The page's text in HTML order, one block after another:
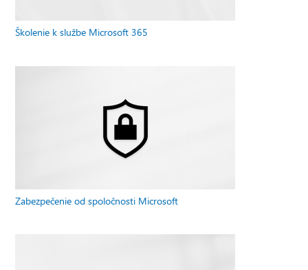
Školenie k službe Microsoft 365
Zabezpečenie od spoločnosti Microsoft